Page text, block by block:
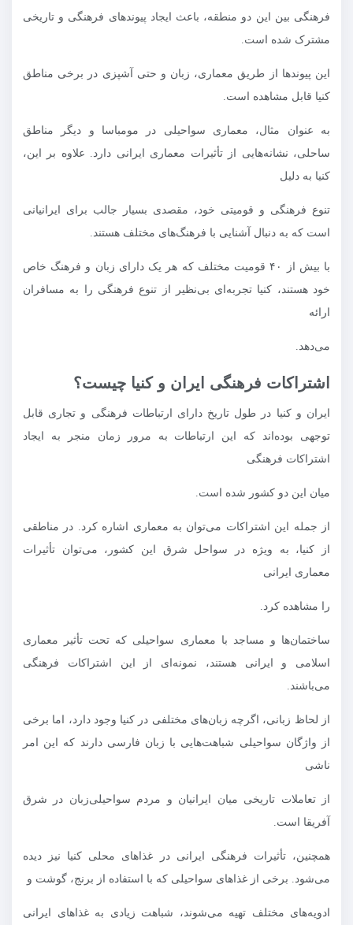
فرهنگی بین این دو منطقه، باعث ایجاد پیوندهای فرهنگی و تاریخی
مشترک شده است.
این پیوندها از طریق معماری، زبان و حتی آشپزی در برخی مناطق
کنیا قابل مشاهده است.
به عنوان مثال، معماری سواحیلی در مومباسا و دیگر مناطق
ساحلی، نشانه‌هایی از تأثیرات معماری ایرانی دارد. علاوه بر این،
کنیا به دلیل
تنوع فرهنگی و قومیتی خود، مقصدی بسیار جالب برای ایرانیانی
است که به دنبال آشنایی با فرهنگ‌های مختلف هستند.
با بیش از ۴۰ قومیت مختلف که هر یک دارای زبان و فرهنگ خاص
خود هستند، کنیا تجربه‌ای بی‌نظیر از تنوع فرهنگی را به مسافران
ارائه
می‌دهد.
اشتراکات فرهنگی ایران و کنیا چیست؟
ایران و کنیا در طول تاریخ دارای ارتباطات فرهنگی و تجاری قابل
توجهی بوده‌اند که این ارتباطات به مرور زمان منجر به ایجاد
اشتراکات فرهنگی
میان این دو کشور شده است.
از جمله این اشتراکات می‌توان به معماری اشاره کرد. در مناطقی
از کنیا، به ویژه در سواحل شرق این کشور، می‌توان تأثیرات
معماری ایرانی
را مشاهده کرد.
ساختمان‌ها و مساجد با معماری سواحیلی که تحت تأثیر معماری
اسلامی و ایرانی هستند، نمونه‌ای از این اشتراکات فرهنگی
می‌باشند.
از لحاظ زبانی، اگرچه زبان‌های مختلفی در کنیا وجود دارد، اما برخی
از واژگان سواحیلی شباهت‌هایی با زبان فارسی دارند که این امر
ناشی
از تعاملات تاریخی میان ایرانیان و مردم سواحیلی‌زبان در شرق
آفریقا است.
همچنین، تأثیرات فرهنگی ایرانی در غذاهای محلی کنیا نیز دیده
می‌شود. برخی از غذاهای سواحیلی که با استفاده از برنج، گوشت و
ادویه‌های مختلف تهیه می‌شوند، شباهت زیادی به غذاهای ایرانی